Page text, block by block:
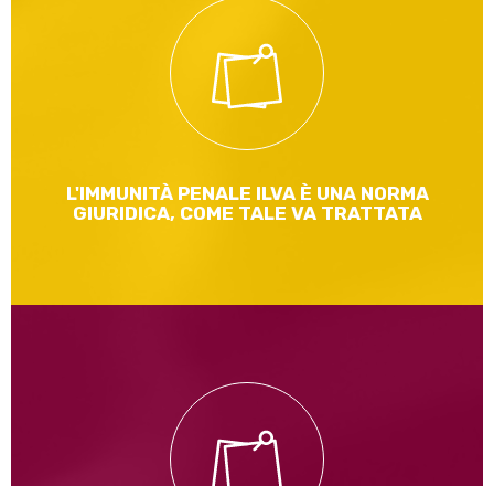
L'IMMUNITÀ PENALE ILVA È UNA NORMA
GIURIDICA, COME TALE VA TRATTATA
Ritorno sul tema dell'immunità penale, per fare - ancora
una volta - chiarezza
Leggi di più
Oggi in Commissione Attività produttive si è tenuta
l'audizione dei Commissari Ilva in As. Le uniche procedure
di bonifica attualmente in corso a Taranto sono quelle delle